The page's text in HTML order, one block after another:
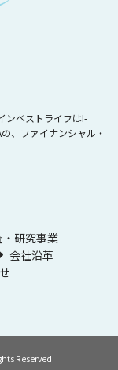
ンベストライフはI-
、ファイナンシャル・
・研究事業
会社沿革
Reserved.